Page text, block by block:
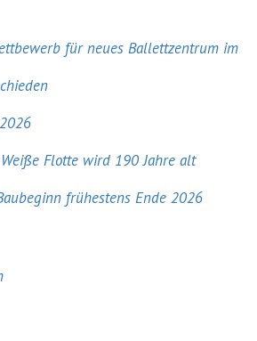
für neues Ballettzentrum im
Flotte wird 190 Jahre alt
frühestens Ende 2026